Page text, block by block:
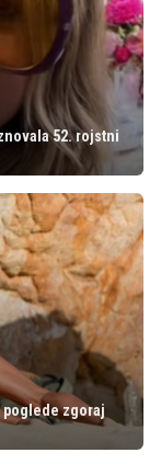
52. rojstni
poglede zgoraj